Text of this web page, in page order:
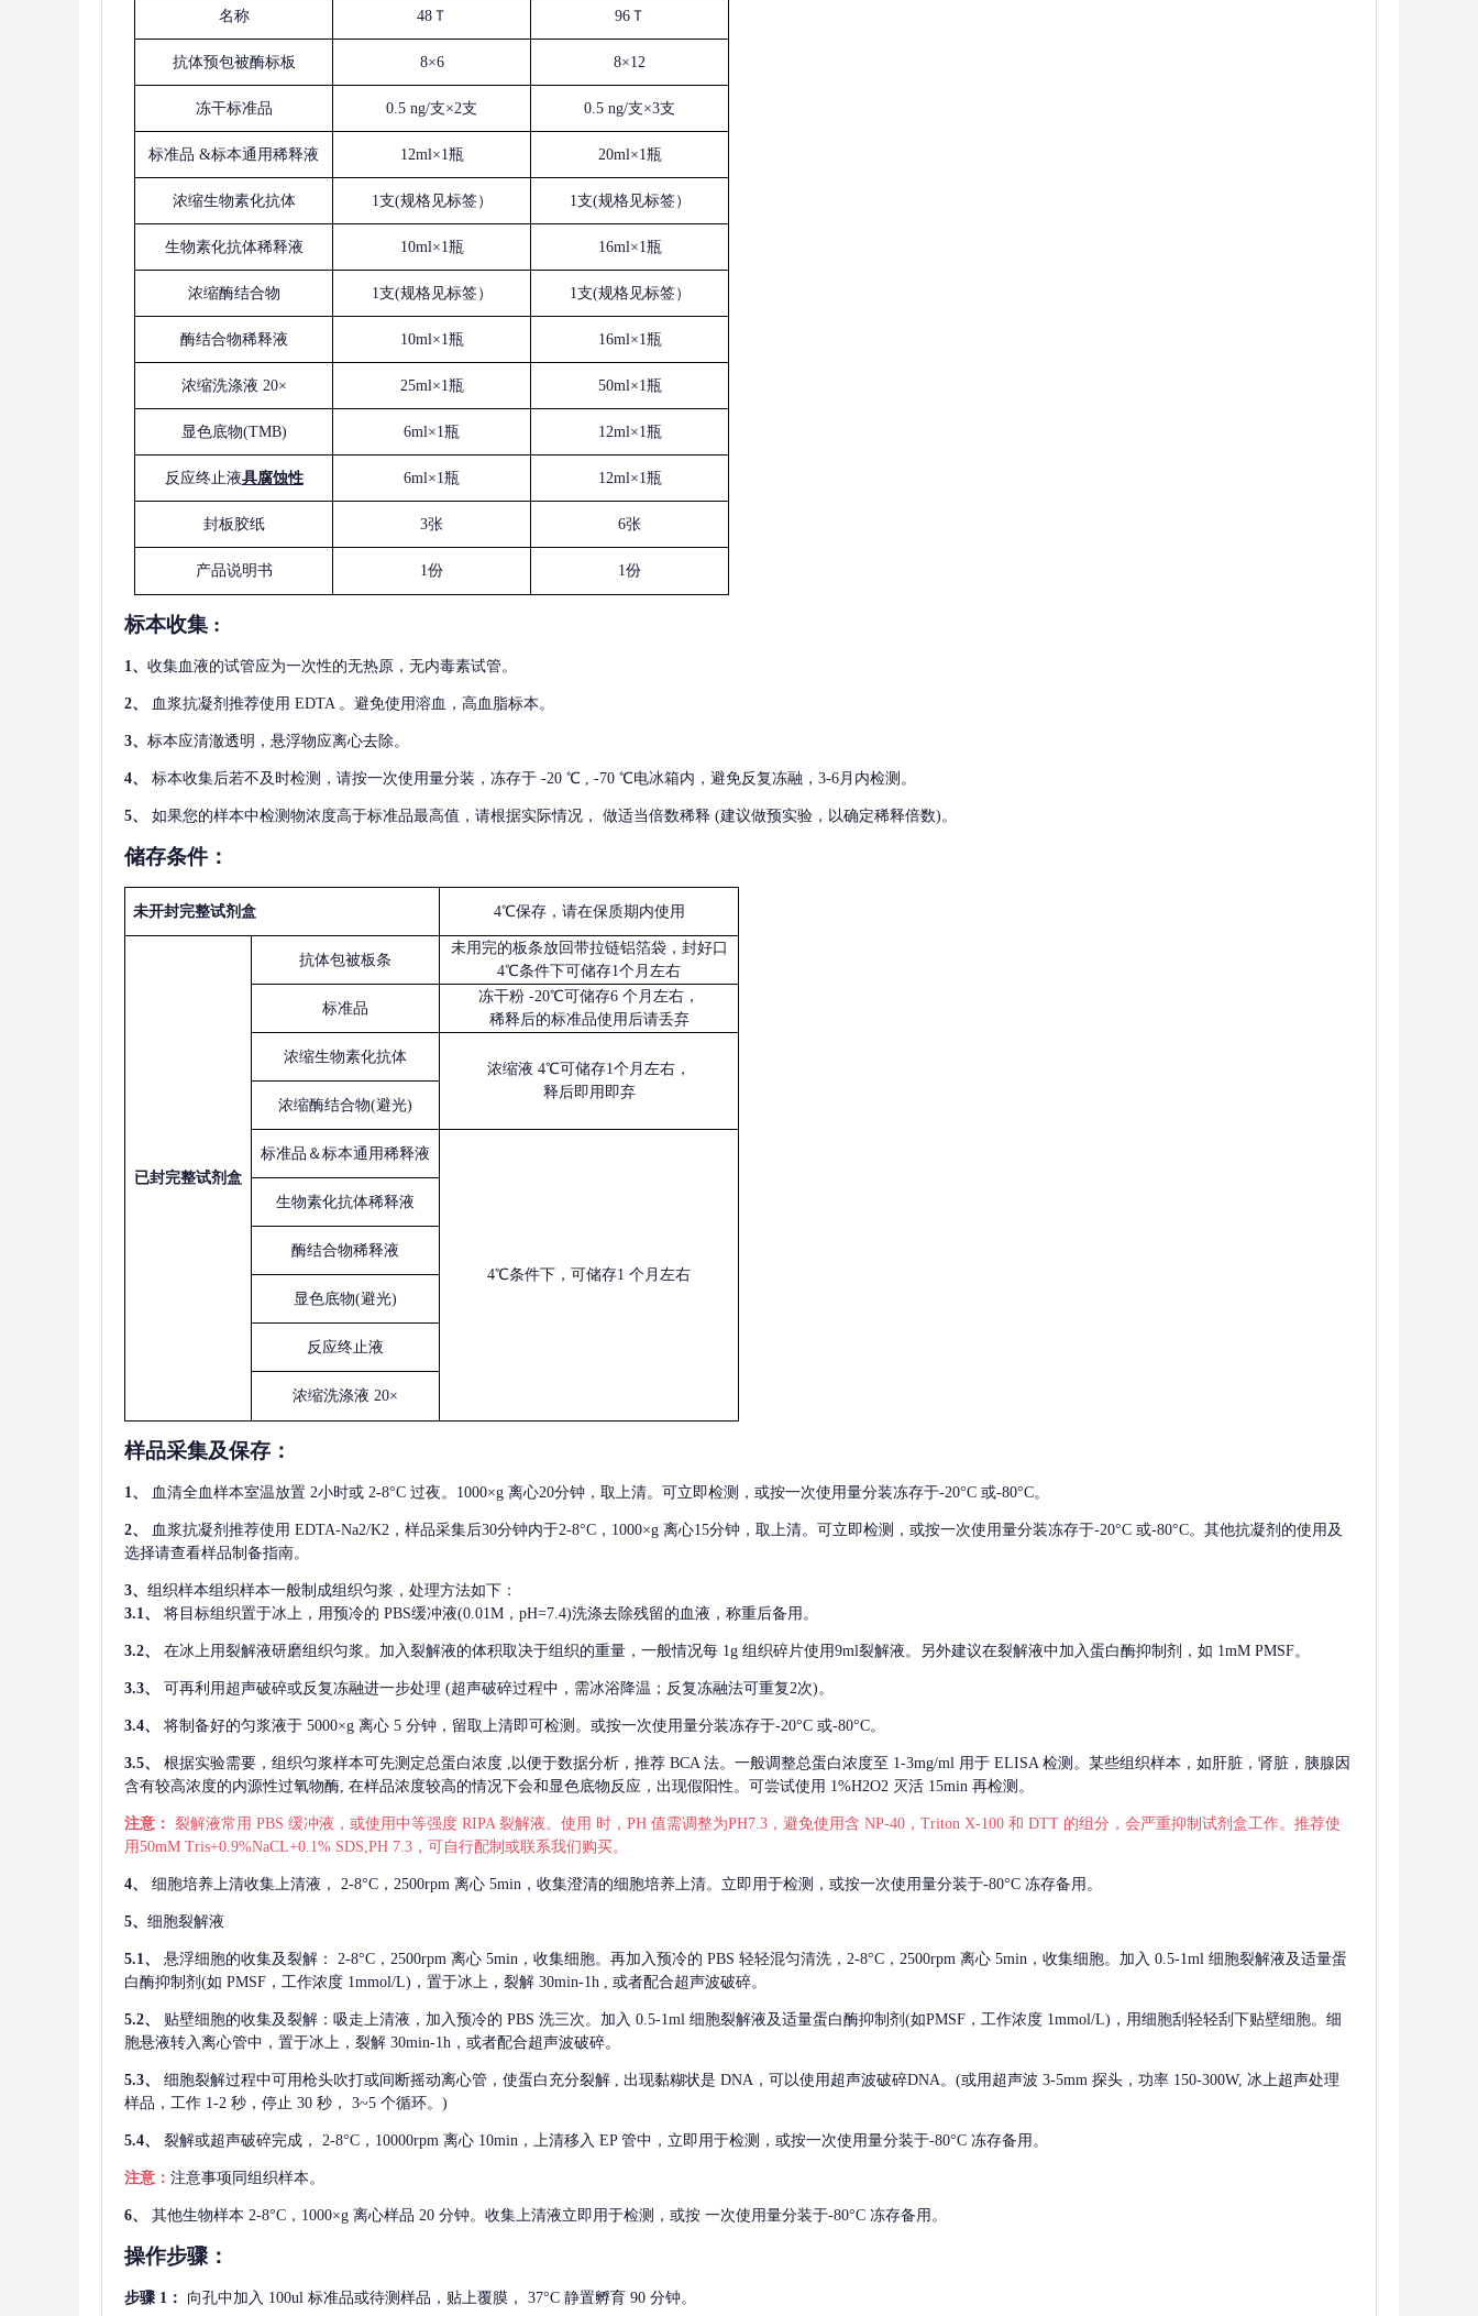
名称 48Ｔ 96Ｔ
抗体预包被酶标板 8×6 8×12
冻干标准品 0.5 ng/支×2支 0.5 ng/支×3支
标准品 &标本通用稀释液 12ml×1瓶 20ml×1瓶
浓缩生物素化抗体 1支(规格见标签） 1支(规格见标签）
生物素化抗体稀释液 10ml×1瓶 16ml×1瓶
浓缩酶结合物 1支(规格见标签） 1支(规格见标签）
酶结合物稀释液 10ml×1瓶 16ml×1瓶
浓缩洗涤液 20× 25ml×1瓶 50ml×1瓶
显色底物(TMB) 6ml×1瓶 12ml×1瓶
反应终止液具腐蚀性 6ml×1瓶 12ml×1瓶
封板胶纸 3张 6张
产品说明书 1份 1份
标本收集 :
1、 收集血液的试管应为一次性的无热原，无内毒素试管。
2、 血浆抗凝剂推荐使用 EDTA 。避免使用溶血，高血脂标本。
3、 标本应清澈透明，悬浮物应离心去除。
4、 标本收集后若不及时检测，请按一次使用量分装，冻存于 -20 ℃ , -70 ℃电冰箱内，避免反复冻融，3-6月内检测。
5、 如果您的样本中检测物浓度高于标准品最高值，请根据实际情况， 做适当倍数稀释 (建议做预实验，以确定稀释倍数)。
储存条件：
未开封完整试剂盒 4℃保存，请在保质期内使用
已封完整试剂盒
抗体包被板条
未用完的板条放回带拉链铝箔袋，封好口
4℃条件下可储存1个月左右
标准品
冻干粉 -20℃可储存6 个月左右，
稀释后的标准品使用后请丢弃
浓缩生物素化抗体
浓缩液 4℃可储存1个月左右，
释后即用即弃
浓缩酶结合物(避光)
标准品＆标本通用稀释液
4℃条件下，可储存1 个月左右
生物素化抗体稀释液
酶结合物稀释液
显色底物(避光)
反应终止液
浓缩洗涤液 20×
样品采集及保存 ：
1、 血清全血样本室温放置 2小时或 2-8°C 过夜。1000×g 离心20分钟，取上清。可立即检测，或按一次使用量分装冻存于-20°C 或-80°C。
2、 血浆抗凝剂推荐使用 EDTA-Na2/K2，样品采集后30分钟内于2-8°C，1000×g 离心15分钟，取上清。可立即检测，或按一次使用量分装冻存于-20°C 或-80°C。其他抗凝剂的使用及
选择请查看样品制备指南。
3、 组织样本组织样本一般制成组织匀浆，处理方法如下：
3.1、
将目标组织置于冰上，用预冷的 PBS缓冲液(0.01M，pH=7.4)洗涤去除残留的血液，称重后备用。
3.2、 在冰上用裂解液研磨组织匀浆。加入裂解液的体积取决于组织的重量，一般情况每 1g 组织碎片使用9ml裂解液。另外建议在裂解液中加入蛋白酶抑制剂，如 1mM PMSF。
3.3、 可再利用超声破碎或反复冻融进一步处理 (超声破碎过程中，需冰浴降温；反复冻融法可重复2次)。
3.4、 将制备好的匀浆液于 5000×g 离心 5 分钟，留取上清即可检测。或按一次使用量分装冻存于-20°C 或-80°C。
3.5、 根据实验需要，组织匀浆样本可先测定总蛋白浓度 ,以便于数据分析，推荐 BCA 法。一般调整总蛋白浓度至 1-3mg/ml 用于 ELISA 检测。某些组织样本，如肝脏，肾脏，胰腺因
含有较高浓度的内源性过氧物酶, 在样品浓度较高的情况下会和显色底物反应，出现假阳性。可尝试使用 1%H2O2 灭活 15min 再检测。
注意： 裂解液常用 PBS 缓冲液，或使用中等强度 RIPA 裂解液。使用 时，PH 值需调整为PH7.3，避免使用含 NP-40，Triton X-100 和 DTT 的组分，会严重抑制试剂盒工作。推荐使
用50mM Tris+0.9%NaCL+0.1% SDS,PH 7.3，可自行配制或联系我们购买。
4、 细胞培养上清收集上清液， 2-8°C，2500rpm 离心 5min，收集澄清的细胞培养上清。立即用于检测，或按一次使用量分装于-80°C 冻存备用。
5、 细胞裂解液
5.1、 悬浮细胞的收集及裂解：
2-8°C，2500rpm 离心 5min，收集细胞。再加入预冷的 PBS 轻轻混匀清洗，2-8°C，2500rpm 离心 5min，收集细胞。加入 0.5-1ml 细胞裂解液及适量蛋
白酶抑制剂(如 PMSF，工作浓度 1mmol/L)，置于冰上，裂解 30min-1h , 或者配合超声波破碎。
5.2、 贴壁细胞的收集及裂解：吸走上清液，加入预冷的 PBS 洗三次。加入 0.5-1ml 细胞裂解液及适量蛋白酶抑制剂(如PMSF，工作浓度 1mmol/L)，用细胞刮轻轻刮下贴壁细胞。细
胞悬液转入离心管中，置于冰上，裂解 30min-1h，或者配合超声波破碎。
5.3、 细胞裂解过程中可用枪头吹打或间断摇动离心管，使蛋白充分裂解 , 出现黏糊状是 DNA，可以使用超声波破碎DNA。(或用超声波 3-5mm 探头，功率 150-300W, 冰上超声处理
样品，工作 1-2 秒，停止 30 秒， 3~5 个循环。)
5.4、 裂解或超声破碎完成， 2-8°C，10000rpm 离心 10min，上清移入 EP 管中，立即用于检测，或按一次使用量分装于-80°C 冻存备用。
注意： 注意事项同组织样本。
6、 其他生物样本 2-8°C，1000×g 离心样品 20 分钟。收集上清液立即用于检测，或按 一次使用量分装于-80°C 冻存备用。
操作步骤：
步骤 1： 向孔中加入 100ul 标准品或待测样品，贴上覆膜， 37°C 静置孵育 90 分钟。